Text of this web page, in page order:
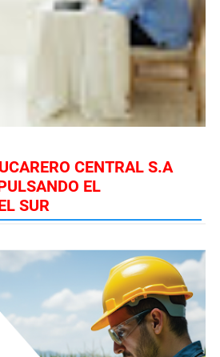
CENTRAL S.A
EL
SUR